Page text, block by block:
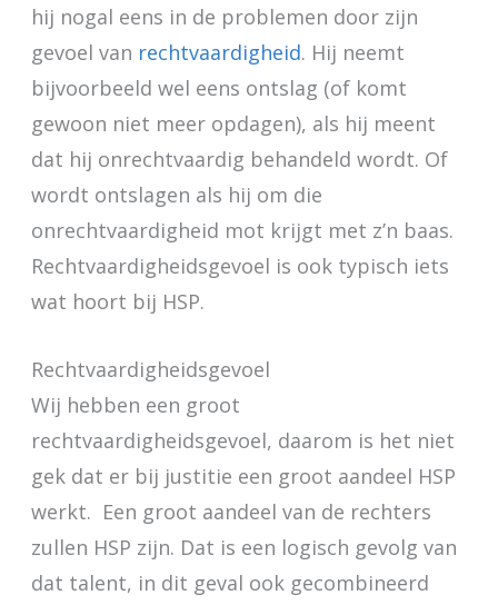
hij nogal eens in de problemen door zijn
gevoel van rechtvaardigheid. Hij neemt
bijvoorbeeld wel eens ontslag (of komt
gewoon niet meer opdagen), als hij meent
dat hij onrechtvaardig behandeld wordt. Of
wordt ontslagen als hij om die
onrechtvaardigheid mot krijgt met z’n baas.
Rechtvaardigheidsgevoel is ook typisch iets
wat hoort bij HSP.
Rechtvaardigheidsgevoel
Wij hebben een groot
rechtvaardigheidsgevoel, daarom is het niet
gek dat er bij justitie een groot aandeel HSP
werkt. Een groot aandeel van de rechters
zullen HSP zijn. Dat is een logisch gevolg van
dat talent, in dit geval ook gecombineerd